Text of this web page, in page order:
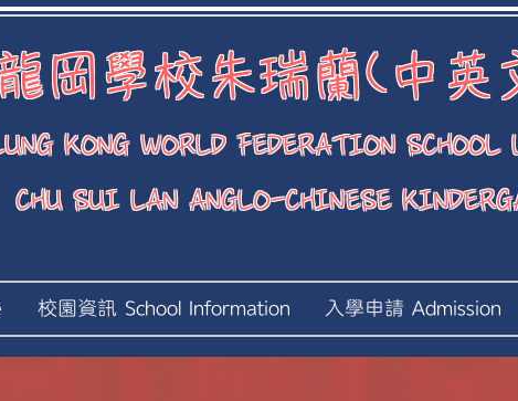
岡學校朱瑞蘭(中英
KONG WORLD FEDERATION
CHU SUI LAN ANGLO-CHINESE
校園資訊 School Information 入學申請 Admission